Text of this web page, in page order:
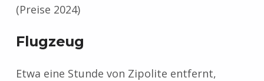
(Preise 2024)
Flugzeug
Etwa eine Stunde von Zipolite entfernt,